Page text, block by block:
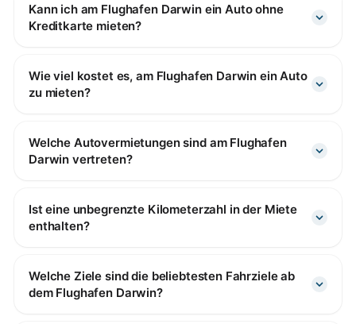
Kann ich am Flughafen Darwin ein Auto ohne
Kreditkarte mieten?
Wie viel kostet es, am Flughafen Darwin ein Auto
zu mieten?
Welche Autovermietungen sind am Flughafen
Darwin vertreten?
Ist eine unbegrenzte Kilometerzahl in der Miete
enthalten?
Welche Ziele sind die beliebtesten Fahrziele ab
dem Flughafen Darwin?